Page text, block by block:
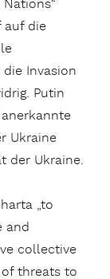
auf die
Invasion
Putin
Ukraine
der Ukraine.
„to
and
collective
threats to